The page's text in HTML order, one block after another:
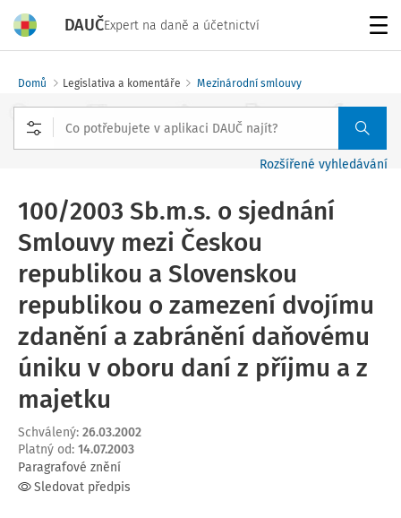
DAUČExpert na daně a účetnictví
Domů Legislativa a komentáře Mezinárodní smlouvy
Rozšířené vyhledávání
100/2003 Sb.m.s. o sjednání
Smlouvy mezi Českou
republikou a Slovenskou
republikou o zamezení dvojímu
zdanění a zabránění daňovému
úniku v oboru daní z příjmu a z
majetku
Schválený: 26.03.2002
Platný od: 14.07.2003
Paragrafové znění
Sledovat předpis